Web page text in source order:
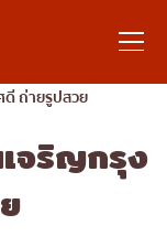
ถ่ายรูปสวย
จริญกรุง